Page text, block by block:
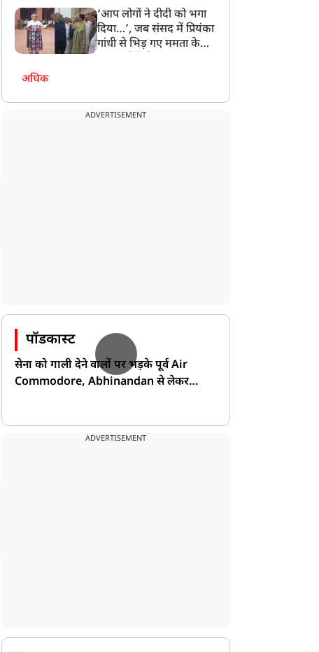
‘आप लोगों ने दीदी को भगा
दिया…’, जब संसद में प्रियंका
गांधी से भिड़ गए ममता के
अधिक
ADVERTISEMENT
पॉडकास्ट
सेना को गाली देने वालों पर भड़के पूर्व Air
Commodore, Abhinandan से लेकर
ADVERTISEMENT